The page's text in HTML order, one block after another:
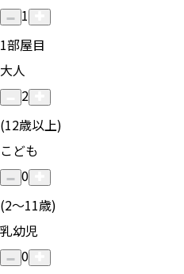
1
1部屋目
大人
2
(12歳以上)
こども
0
(2〜11歳)
乳幼児
0